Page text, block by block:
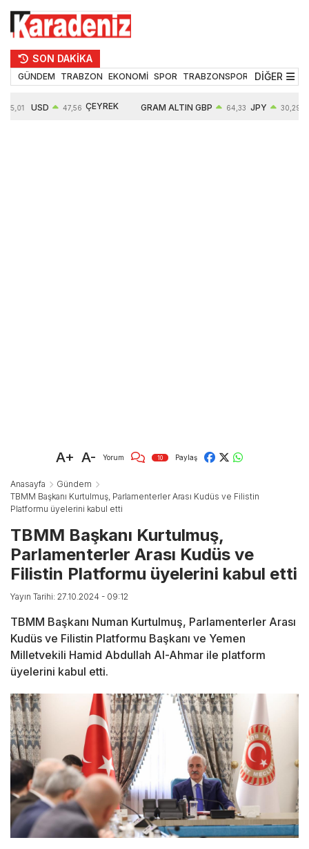
SON DAKİKA
GÜNDEM TRABZON EKONOMİ SPOR TRABZONSPOR TEKNOLOJİ
DİĞER
55,01 USD 47,56 ÇEYREK GRAM ALTIN GBP 64,33 JPY 30,29
A+ A- Yorum 10 Paylaş
Anasayfa
Gündem
TBMM Başkanı Kurtulmuş, Parlamenterler Arası Kudüs ve Filistin
Platformu üyelerini kabul etti
TBMM Başkanı Kurtulmuş,
Parlamenterler Arası Kudüs ve
Filistin Platformu üyelerini kabul etti
Yayın Tarihi: 27.10.2024 - 09:12
TBMM Başkanı Numan Kurtulmuş, Parlamenterler Arası
Kudüs ve Filistin Platformu Başkanı ve Yemen
Milletvekili Hamid Abdullah Al-Ahmar ile platform
üyelerini kabul etti.